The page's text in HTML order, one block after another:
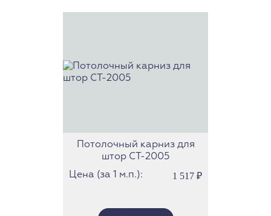
Потолочный карниз для
штор СТ-2005
Цена (за 1 м.п.):
1 517 ₽